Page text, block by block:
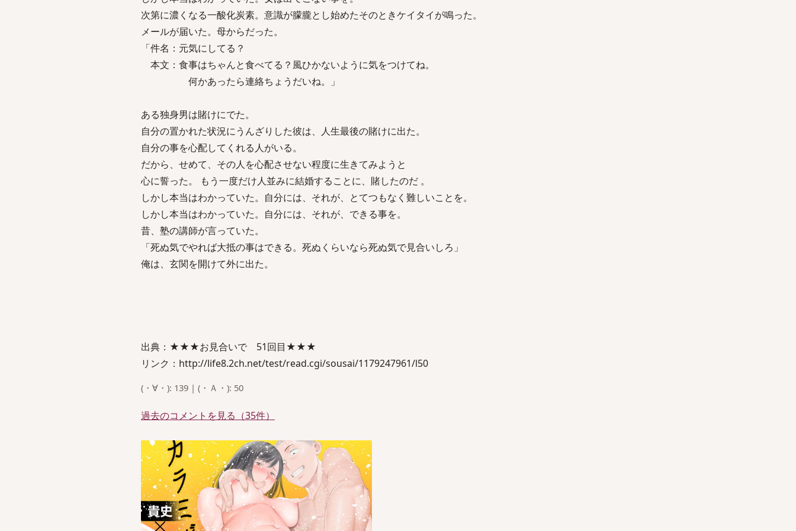
次第に濃くなる一酸化炭素。意識が朦朧とし始めたそのときケイタイが鳴った。
メールが届いた。母からだった。
「件名：元気にしてる？
本文：食事はちゃんと食べてる？風ひかないように気をつけてね。
何かあったら連絡ちょうだいね。」
ある独身男は賭けにでた。
自分の置かれた状況にうんざりした彼は、人生最後の賭けに出た。
自分の事を心配してくれる人がいる。
だから、せめて、その人を心配させない程度に生きてみようと
心に誓った。 もう一度だけ人並みに結婚することに、賭したのだ 。
しかし本当はわかっていた。自分には、それが、とてつもなく難しいことを。
しかし本当はわかっていた。自分には、それが、できる事を。
昔、塾の講師が言っていた。
「死ぬ気でやれば大抵の事はできる。死ぬくらいなら死ぬ気で見合いしろ」
俺は、玄関を開けて外に出た。
出典：★★★お見合いで 51回目★★★
リンク：http://life8.2ch.net/test/read.cgi/sousai/1179247961/l50
(・∀・): 139 | (・Ａ・): 50
過去のコメントを見る（35件）